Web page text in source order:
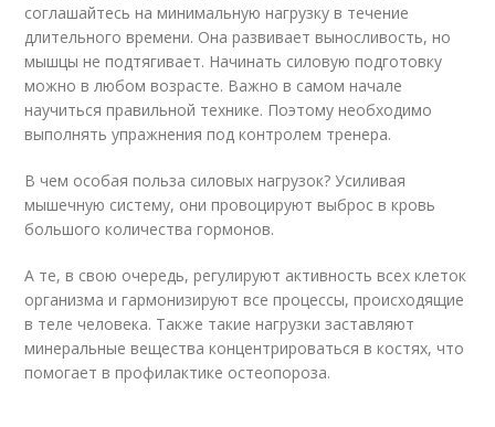
соглашайтесь на минимальную нагрузку в течение
длительного времени. Она развивает выносливость, но
мышцы не подтягивает. Начинать силовую подготовку
можно в любом возрасте. Важно в самом начале
научиться правильной технике. Поэтому необходимо
выполнять упражнения под контролем тренера.
В чем особая польза силовых нагрузок? Усиливая
мышечную систему, они провоцируют выброс в кровь
большого количества гормонов.
А те, в свою очередь, регулируют активность всех клеток
организма и гармонизируют все процессы, происходящие
в теле человека. Также такие нагрузки заставляют
минеральные вещества концентрироваться в костях, что
помогает в профилактике остеопороза.